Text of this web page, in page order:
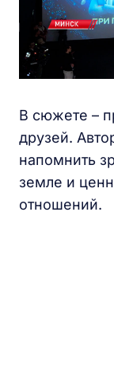
В сюжете –
друзей.
напомнить
земле и
отношений.